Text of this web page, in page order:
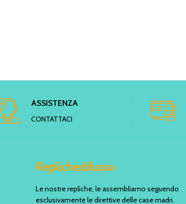
ASSISTENZA
CONTATTACI
Replichedilusso
Le nostre repliche, le assembliamo seguendo
esclusivamente le direttive delle case madri.